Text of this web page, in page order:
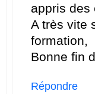
appris des
A très vite
formation,
Bonne fin
Répondre